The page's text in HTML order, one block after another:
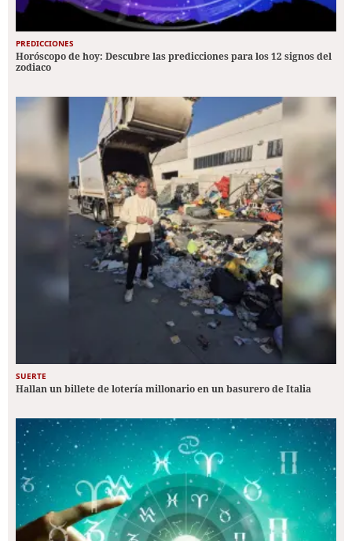
PREDICCIONES
Horóscopo de hoy: Descubre las predicciones para los 12 signos del
zodiaco
SUERTE
Hallan un billete de lotería millonario en un basurero de Italia